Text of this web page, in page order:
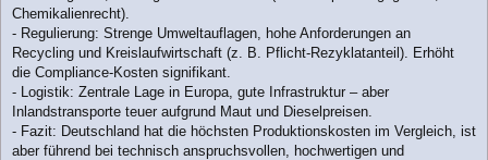
Chemikalienrecht).
- Regulierung: Strenge Umweltauflagen, hohe Anforderungen an
Recycling und Kreislaufwirtschaft (z. B. Pflicht-Rezyklatanteil). Erhöht
die Compliance-Kosten signifikant.
- Logistik: Zentrale Lage in Europa, gute Infrastruktur – aber
Inlandstransporte teuer aufgrund Maut und Dieselpreisen.
- Fazit: Deutschland hat die höchsten Produktionskosten im Vergleich, ist
aber führend bei technisch anspruchsvollen, hochwertigen und